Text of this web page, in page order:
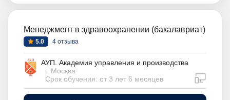
Менеджмент в здравоохранении (бакалавриат)
5.0 4 отзыва
АУП. Академия управления и производства
г. Москва
Срок обучения: от 3 лет 6 месяцев